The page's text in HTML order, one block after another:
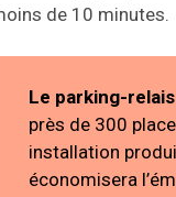
de 10 minutes.
Le parking-
près de 300
installation
économisera